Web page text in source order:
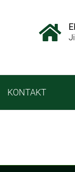
KONTAKT